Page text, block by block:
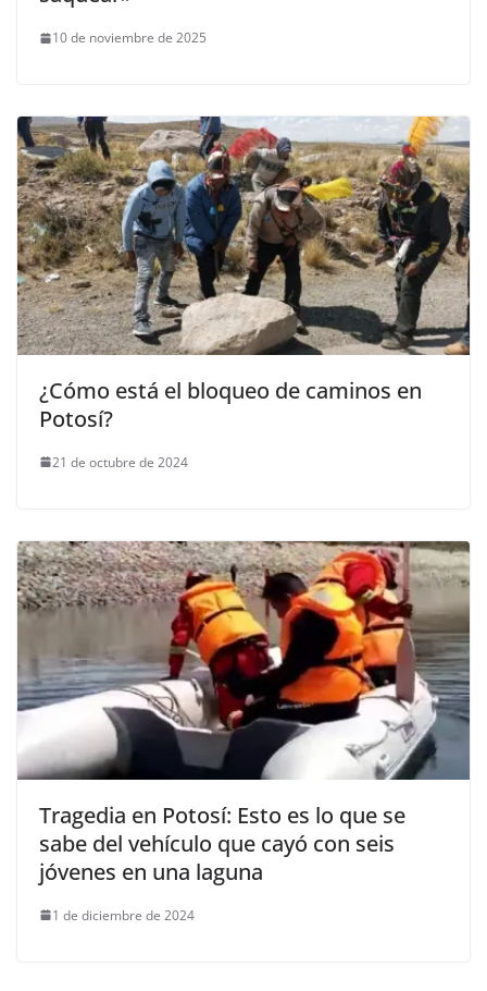
10 de noviembre de 2025
¿Cómo está el bloqueo de caminos en
Potosí?
21 de octubre de 2024
Tragedia en Potosí: Esto es lo que se
sabe del vehículo que cayó con seis
jóvenes en una laguna
1 de diciembre de 2024